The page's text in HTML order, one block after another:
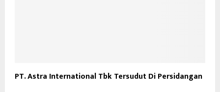
PT. Astra International Tbk Tersudut Di Persidangan